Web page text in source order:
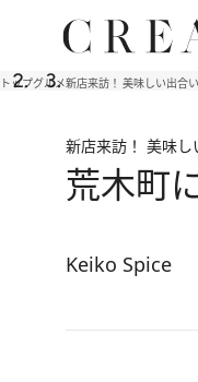
トップグルメ新店来訪！ 美味しい出合
新店来訪！ 美味し
荒木町
Keiko Spice